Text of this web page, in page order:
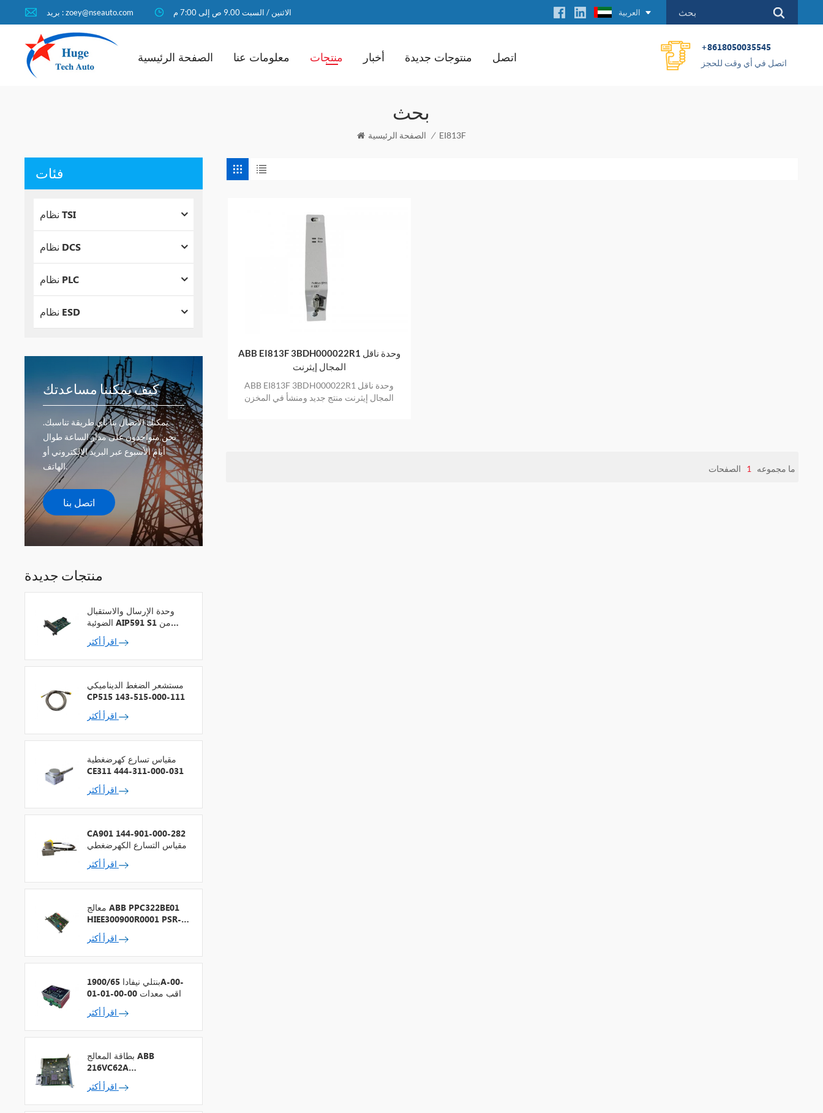
بريد : zoey@nseauto.com الاثنين / السبت 9.00 ص إلى 7:00 م العربية
الصفحة الرئيسية معلومات عنا منتجات أخبار منتوجات جديدة اتصل
+8618050035545
اتصل في أي وقت للحجز
بحث
الصفحة الرئيسية / EI813F
ABB EI813F 3BDH000022R1 وحدة ناقل
المجال إيثرنت
ABB EI813F 3BDH000022R1 وحدة ناقل
المجال إيثرنت منتج جديد ومنشأ في المخزن
ما مجموعه 1 الصفحات
فئات
نظام TSI
نظام DCS
نظام PLC
نظام ESD
كيف يمكننا مساعدتك
يمكنك الاتصال بنا بأي طريقة تناسبك.
نحن متواجدون على مدار الساعة طوال
أيام الأسبوع عبر البريد الإلكتروني أو
الهاتف.
اتصل بنا
منتجات جديدة
وحدة الإرسال والاستقبال
الضوئية AIP591 S1 من
شركة يوكوجاوا لمكرر شبكة
V
مستشعر الضغط الديناميكي
CP515 143-515-000-111
مقياس تسارع كهرضغطية
CE311 444-311-000-031
CA901 144-901-000-282
مقياس التسارع الكهرضغطي
معالج ABB PPC322BE01
HIEE300900R0001 PSR-2
+ ناقل المجال
بنتلي نيفادا 1900/65A-00-
01-01-00-00 مراقب معدات
الأغراض العامة
بطاقة المعالج ABB
216VC62A
HESG324442R13